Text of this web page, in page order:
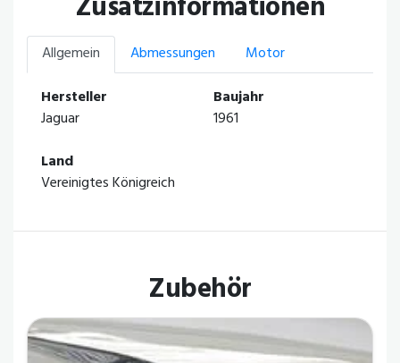
Zusatzinformationen
Allgemein Abmessungen
Motor
Hersteller
Jaguar
Baujahr
1961
Land
Vereinigtes Königreich
Zubehör